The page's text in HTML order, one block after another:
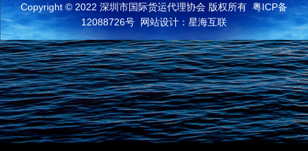
Copyright © 2022 深圳市国际货运代理协会 版权所有 粤ICP备
12088726号 网站设计：星海互联